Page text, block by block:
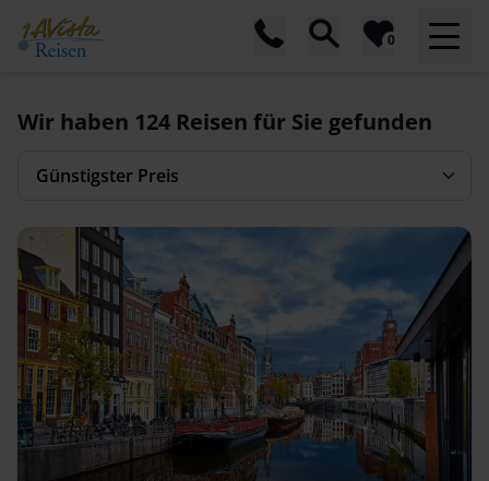
0
Wir haben 124 Reisen für Sie gefunden